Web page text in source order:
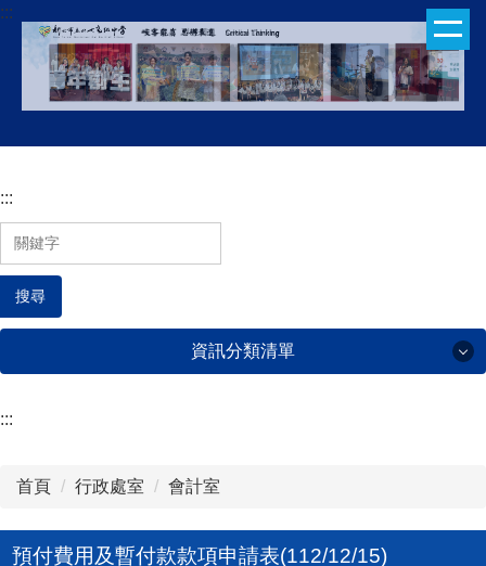
跳
到
容
:::
:::
搜尋
資訊分類清單
:::
首頁 行政處室 會計室
預付費用及暫付款款項申請表(112/12/15)